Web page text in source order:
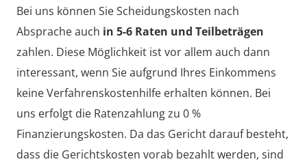
Bei uns können Sie Scheidungskosten nach
Absprache auch in 5-6 Raten und Teilbeträgen
zahlen. Diese Möglichkeit ist vor allem auch dann
interessant, wenn Sie aufgrund Ihres Einkommens
keine Verfahrenskostenhilfe erhalten können. Bei
uns erfolgt die Ratenzahlung zu 0 %
Finanzierungskosten. Da das Gericht darauf besteht,
dass die Gerichtskosten vorab bezahlt werden, sind